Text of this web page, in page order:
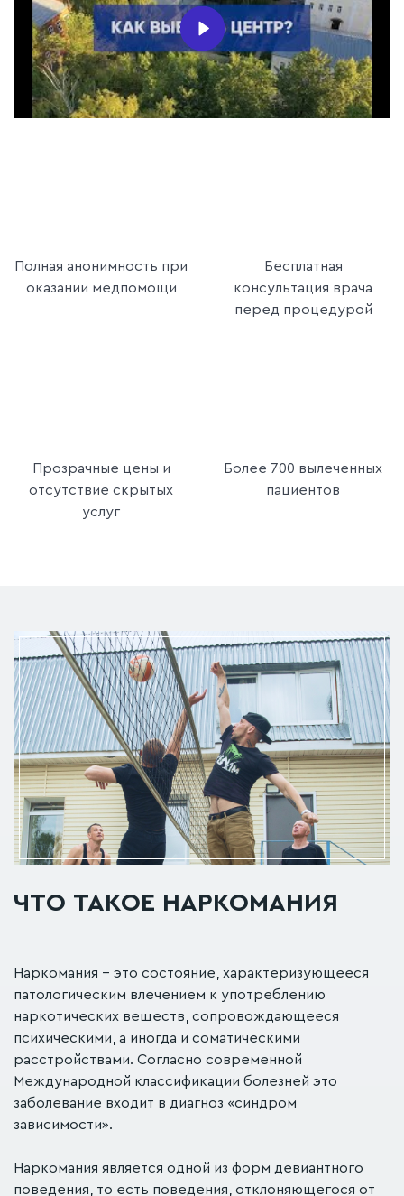
Полная анонимность при
оказании медпомощи
Бесплатная
консультация врача
перед процедурой
Прозрачные цены и
отсутствие скрытых
услуг
Более 700 вылеченных
пациентов
ЧТО ТАКОЕ НАРКОМАНИЯ
Наркомания – это состояние, характеризующееся
патологическим влечением к употреблению
наркотических веществ, сопровождающееся
психическими, а иногда и соматическими
расстройствами. Согласно современной
Международной классификации болезней это
заболевание входит в диагноз «синдром
зависимости».
Наркомания является одной из форм девиантного
поведения, то есть поведения, отклоняющегося от